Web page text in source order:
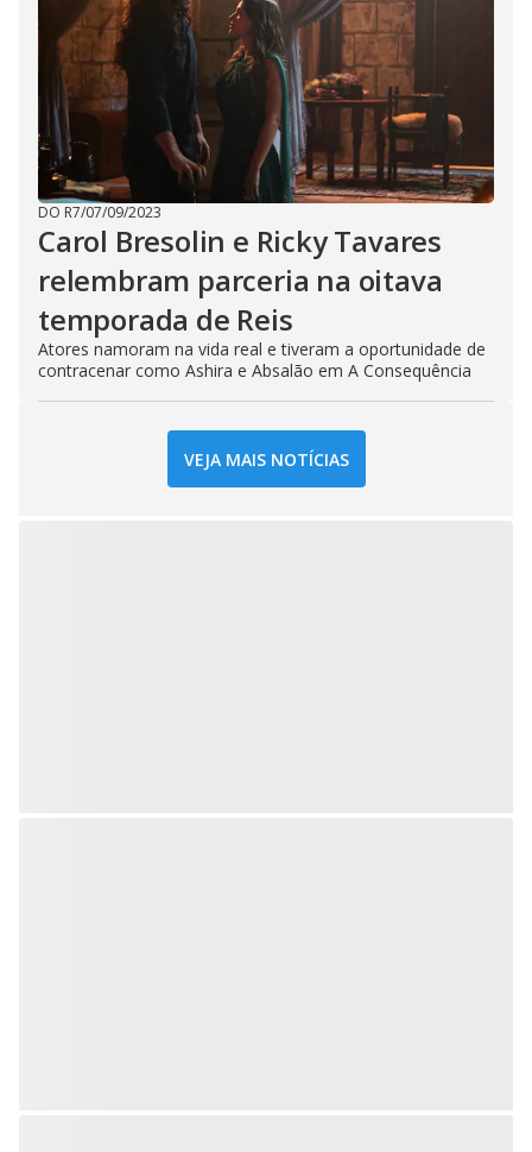
DO R7/07/09/2023
Carol Bresolin e Ricky Tavares
relembram parceria na oitava
temporada de Reis
Atores namoram na vida real e tiveram a oportunidade de
contracenar como Ashira e Absalão em A Consequência
VEJA MAIS NOTÍCIAS